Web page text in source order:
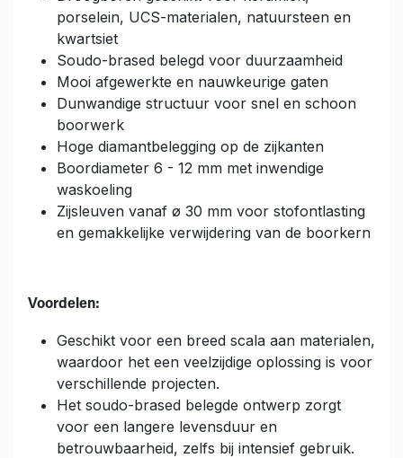
porselein, UCS-materialen, natuursteen en
kwartsiet
Soudo-brased belegd voor duurzaamheid
Mooi afgewerkte en nauwkeurige gaten
Dunwandige structuur voor snel en schoon
boorwerk
Hoge diamantbelegging op de zijkanten
Boordiameter 6 - 12 mm met inwendige
waskoeling
Zijsleuven vanaf ø 30 mm voor stofontlasting
en gemakkelijke verwijdering van de boorkern
Voordelen:
Geschikt voor een breed scala aan materialen,
waardoor het een veelzijdige oplossing is voor
verschillende projecten.
Het soudo-brased belegde ontwerp zorgt
voor een langere levensduur en
betrouwbaarheid, zelfs bij intensief gebruik.